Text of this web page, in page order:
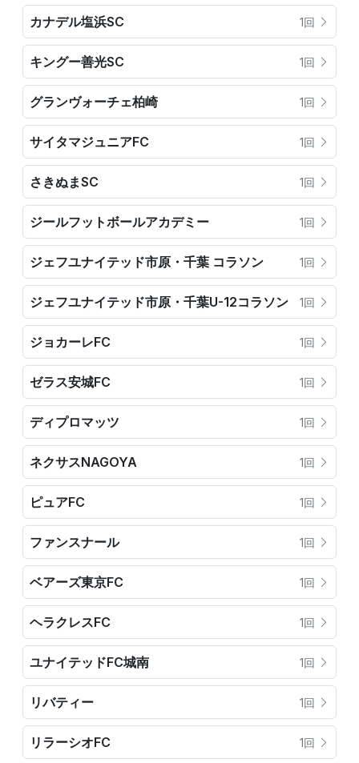
カナデル塩浜SC 1回
キングー善光SC 1回
グランヴォーチェ柏崎 1回
サイタマジュニアFC 1回
さきぬまSC 1回
ジールフットボールアカデミー 1回
ジェフユナイテッド市原・千葉 コラソン 1回
ジェフユナイテッド市原・千葉U-12コラソン 1回
ジョカーレFC 1回
ゼラス安城FC 1回
ディプロマッツ 1回
ネクサスNAGOYA 1回
ピュアFC 1回
ファンスナール 1回
ベアーズ東京FC 1回
ヘラクレスFC 1回
ユナイテッドFC城南 1回
リバティー 1回
リラーシオFC 1回